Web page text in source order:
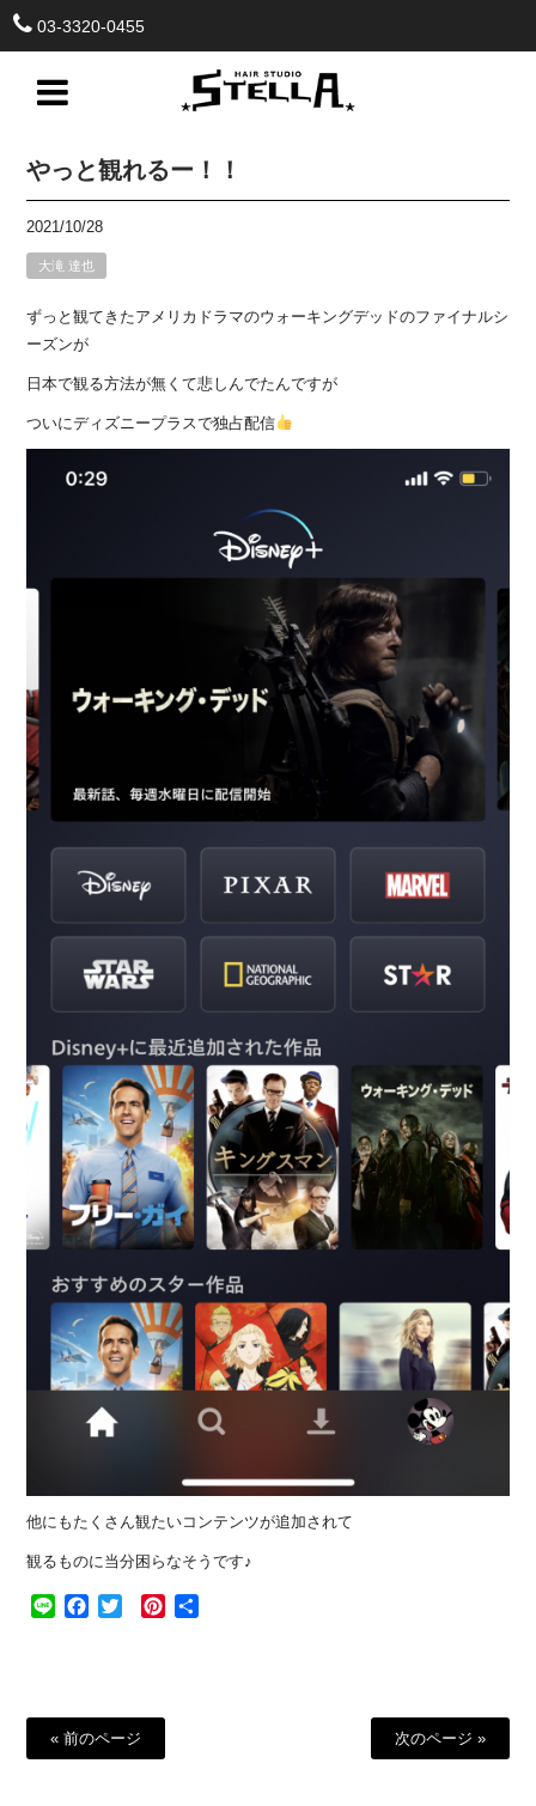
03-3320-0455
やっと観れるー！！
2021/10/28
大滝 達也
ずっと観てきたアメリカドラマのウォーキングデッドのファイナルシ
ーズンが
日本で観る方法が無くて悲しんでたんですが
ついにディズニープラスで独占配信
他にもたくさん観たいコンテンツが追加されて
観るものに当分困らなそうです♪
Line Facebook
Twitter Pinterest
« 前のページ 次のページ »